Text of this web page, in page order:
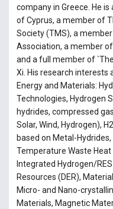
company in Greece. He
of Cyprus, a member of
Society (TMS), a
Association, a member
and a full member of
Xi. His research interests
Energy and Materials:
Technologies, Hydrogen
hydrides, compressed
Solar, Wind, Hydrogen),
based on Metal-
Temperature Waste
Integrated Hydrogen/
Resources (DER),
Micro- and Nano-
Materials, Magnetic